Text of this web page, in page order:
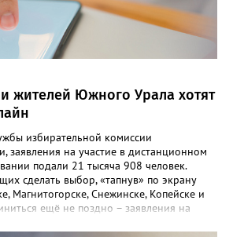
жителей Южного Урала хотят
избирательной комиссии
заявления на участие в дистанционном
подали 21 тысяча 908 человек.
сделать выбор, «тапнув» по экрану
Магнитогорске, Снежинске, Копейске и
ещё не поздно – заявления на